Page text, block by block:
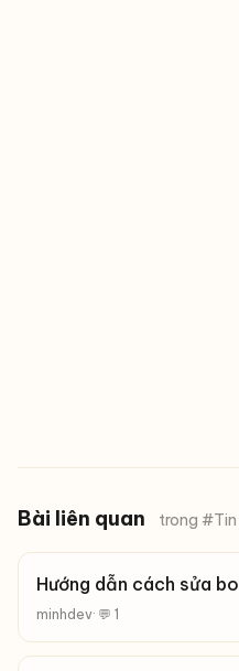
Bài liên quan trong
Hướng dẫn cách sửa
minhdev· 💬 1